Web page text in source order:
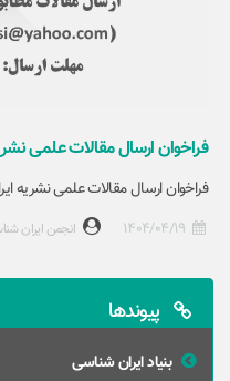
فراخوان ارسال مقالات علمی
فراخوان ارسال مقالات علمی نشریه
انجمن ایران
پیوندها
بنیاد ایران شناسی